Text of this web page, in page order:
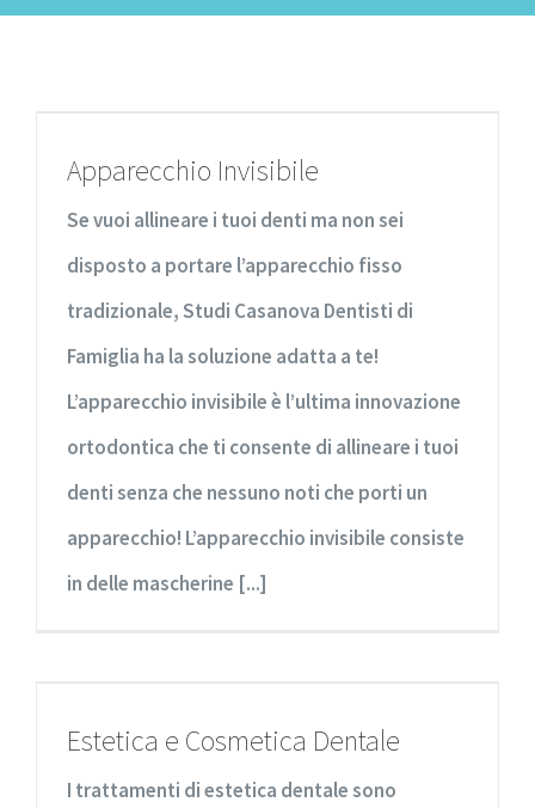
Apparecchio Invisibile
Se vuoi allineare i tuoi denti ma non sei
disposto a portare l’apparecchio fisso
tradizionale, Studi Casanova Dentisti di
Famiglia ha la soluzione adatta a te!
L’apparecchio invisibile è l’ultima innovazione
ortodontica che ti consente di allineare i tuoi
denti senza che nessuno noti che porti un
apparecchio! L’apparecchio invisibile consiste
in delle mascherine [...]
Estetica e Cosmetica Dentale
I trattamenti di estetica dentale sono